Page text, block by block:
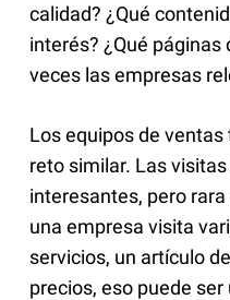
calidad? ¿Qué
interés? ¿Qué
veces las empresas
Los equipos de
reto similar. Las
interesantes, pero
una empresa visita
servicios, un artículo
precios, eso puede